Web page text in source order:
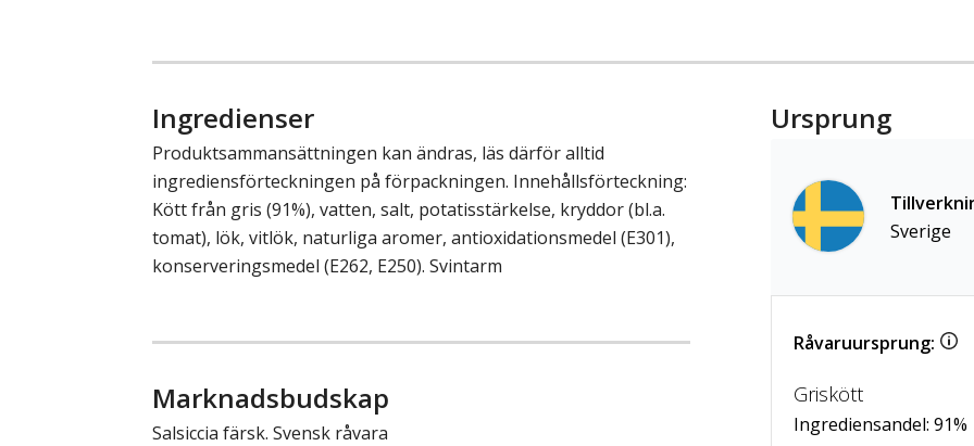
Ingredienser
Produktsammansättningen kan ändras, läs därför alltid
ingrediensförteckningen på förpackningen. Innehållsförteckning:
Kött från gris (91%), vatten, salt, potatisstärkelse, kryddor (bl.a.
tomat), lök, vitlök, naturliga aromer, antioxidationsmedel (E301),
konserveringsmedel (E262, E250). Svintarm
Marknadsbudskap
Salsiccia färsk. Svensk råvara
Ursprung
Sverige
Råvaruursprung:
Griskött
Ingrediensandel: 91%